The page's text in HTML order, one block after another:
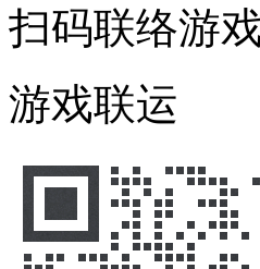
扫码联络游
游戏联运